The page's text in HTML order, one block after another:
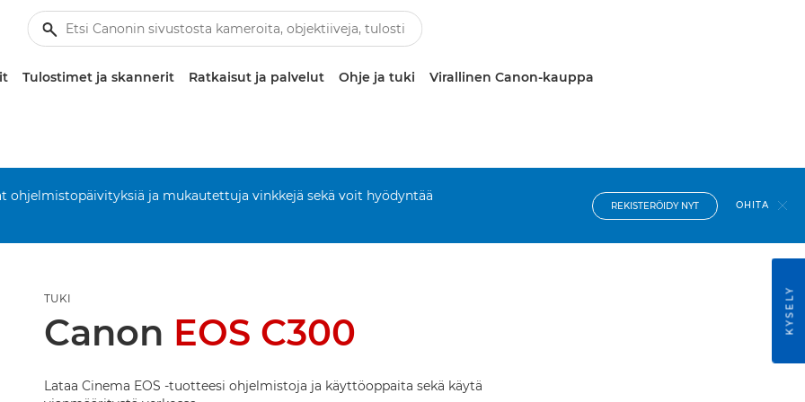
Tulostimet ja skannerit Ratkaisut ja palvelut Ohje ja tuki Virallinen Canon-kauppa
ohjelmistopäivityksiä ja mukautettuja vinkkejä sekä voit hyödyntää
REKISTERÖIDY NYT OHITA
TUKI
Canon EOS C300
Lataa Cinema EOS -tuotteesi ohjelmistoja ja käyttöoppaita sekä käytä
KYSELY